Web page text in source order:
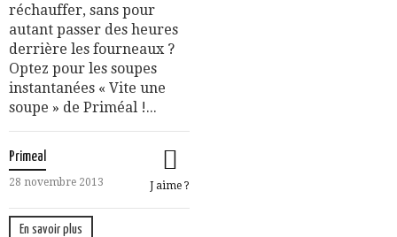
réchauffer, sans pour
autant passer des heures
derrière les fourneaux ?
Optez pour les soupes
instantanées « Vite une
soupe » de Priméal !...
Primeal
28 novembre 2013 J aime ?
En savoir plus